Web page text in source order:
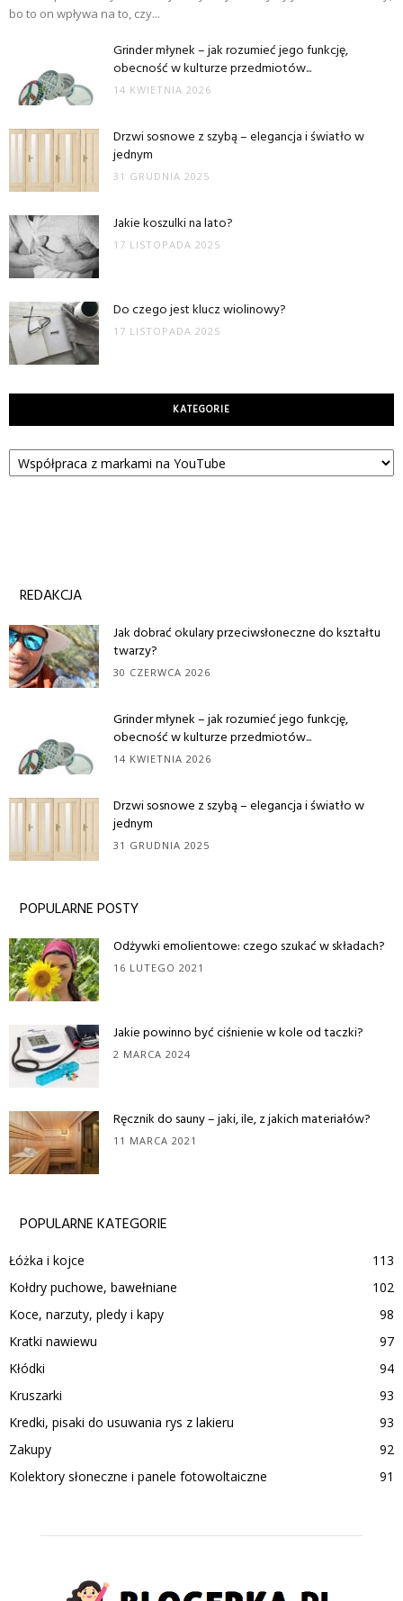
bo to on wpływa na to, czy...
Grinder młynek – jak rozumieć jego funkcję,
obecność w kulturze przedmiotów...
14 KWIETNIA 2026
Drzwi sosnowe z szybą – elegancja i światło w
jednym
31 GRUDNIA 2025
Jakie koszulki na lato?
17 LISTOPADA 2025
Do czego jest klucz wiolinowy?
17 LISTOPADA 2025
KATEGORIE
Kategorie
REDAKCJA
Jak dobrać okulary przeciwsłoneczne do kształtu
twarzy?
30 CZERWCA 2026
Grinder młynek – jak rozumieć jego funkcję,
obecność w kulturze przedmiotów...
14 KWIETNIA 2026
Drzwi sosnowe z szybą – elegancja i światło w
jednym
31 GRUDNIA 2025
POPULARNE POSTY
Odżywki emolientowe: czego szukać w składach?
16 LUTEGO 2021
Jakie powinno być ciśnienie w kole od taczki?
2 MARCA 2024
Ręcznik do sauny – jaki, ile, z jakich materiałów?
11 MARCA 2021
POPULARNE KATEGORIE
Łóżka i kojce
113
Kołdry puchowe, bawełniane
102
Koce, narzuty, pledy i kapy
98
Kratki nawiewu
97
Kłódki
94
Kruszarki
93
Kredki, pisaki do usuwania rys z lakieru
93
Zakupy
92
Kolektory słoneczne i panele fotowoltaiczne
91